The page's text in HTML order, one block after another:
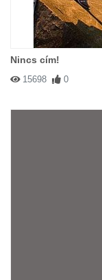
Nincs cím!
15698 0